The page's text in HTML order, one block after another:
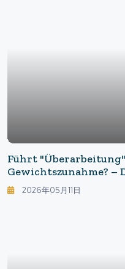
Führt
Gewichtszunahme? –
Woche Zur
2026年05月11日